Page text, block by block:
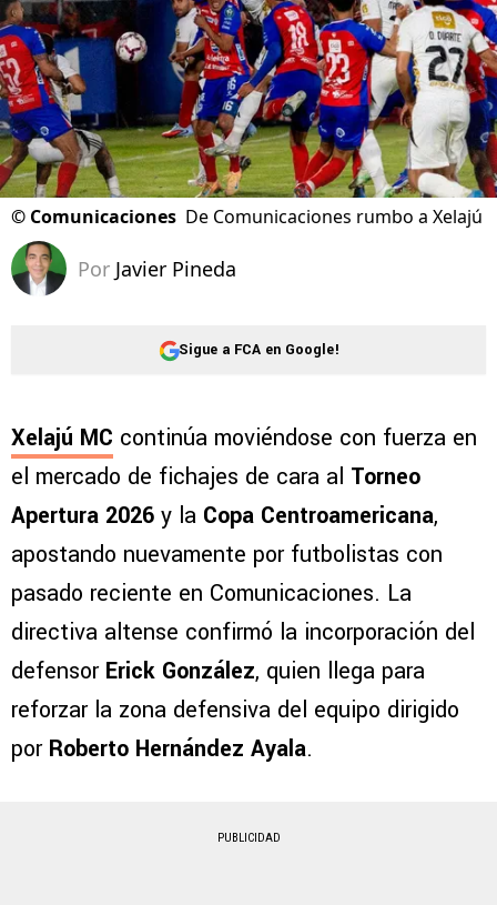
© Comunicaciones De Comunicaciones rumbo a Xelajú
Por Javier Pineda
Sigue a FCA en Google!
Xelajú MC continúa moviéndose con fuerza en
el mercado de fichajes de cara al Torneo
Apertura 2026 y la Copa Centroamericana,
apostando nuevamente por futbolistas con
pasado reciente en Comunicaciones. La
directiva altense confirmó la incorporación del
defensor Erick González, quien llega para
reforzar la zona defensiva del equipo dirigido
por Roberto Hernández Ayala.
PUBLICIDAD